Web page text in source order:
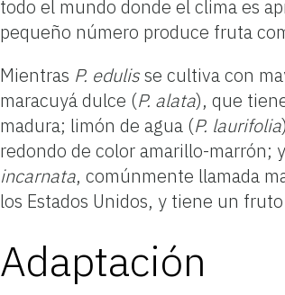
todo el mundo donde el clima es
pequeño número produce fruta
Mientras P. edulisse cultiva con
maracuyádulce (P. alata), que
madura; limón de agua (P. laurifolia
redondo de color amarillo-marrón;
incarnata, comúnmente llamada
los Estados Unidos, y tiene un
Adaptación